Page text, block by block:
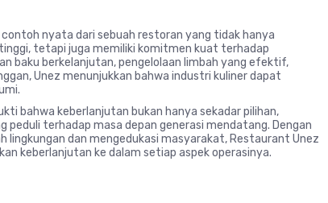
nyata dari sebuah restoran yang tidak hanya
tetapi juga memiliki komitmen kuat terhadap
baku berkelanjutan, pengelolaan limbah yang efektif,
Unez menunjukkan bahwa industri kuliner dapat
bahwa keberlanjutan bukan hanya sekadar pilihan,
peduli terhadap masa depan generasi mendatang. Dengan
dan mengedukasi masyarakat, Restaurant Unez
keberlanjutan ke dalam setiap aspek operasinya.